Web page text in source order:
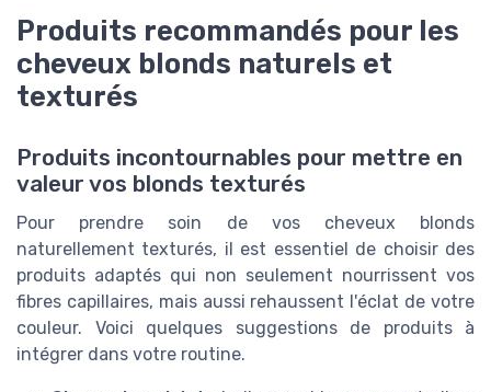
Produits recommandés pour les
cheveux blonds naturels et
texturés
Produits incontournables pour mettre en
valeur vos blonds texturés
Pour prendre soin de vos cheveux blonds
naturellement texturés, il est essentiel de choisir des
produits adaptés qui non seulement nourrissent vos
fibres capillaires, mais aussi rehaussent l'éclat de votre
couleur. Voici quelques suggestions de produits à
intégrer dans votre routine.